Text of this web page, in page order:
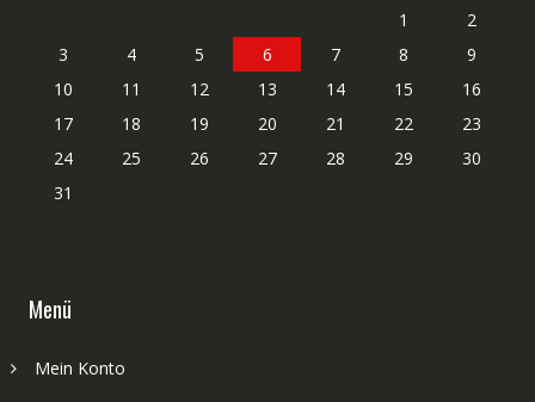
1
2
3
4 5 6 7 8
9
10
11 12 13 14 15
16
17
18 19 20 21 22
23
24
25 26 27 28 29
30
31
Menü
Mein Konto